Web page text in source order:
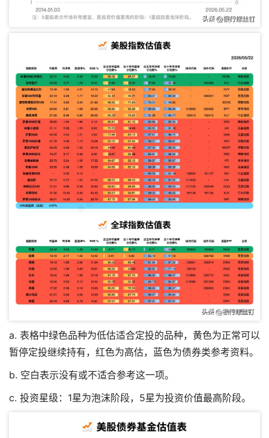
a. 表格中绿色品种为低估适合定投的品种，黄色为正常可以
暂停定投继续持有，红色为高估，蓝色为债券类参考资料。
b. 空白表示没有或不适合参考这一项。
c. 投资星级：1星为泡沫阶段，5星为投资价值最高阶段。